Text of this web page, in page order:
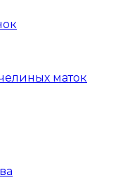
маток